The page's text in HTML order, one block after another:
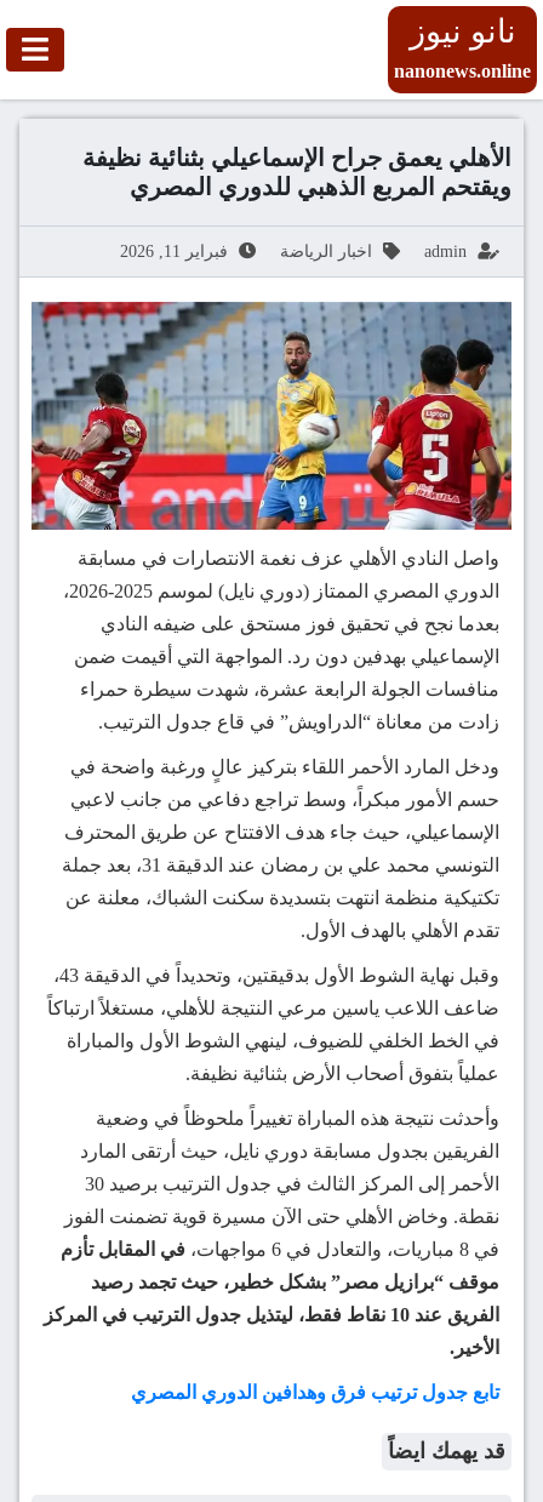
نانو نيوز
nanonews.online
الأهلي يعمق جراح الإسماعيلي بثنائية نظيفة
ويقتحم المربع الذهبي للدوري المصري
admin اخبار الرياضة فبراير 11, 2026
واصل النادي الأهلي عزف نغمة الانتصارات في مسابقة
الدوري المصري الممتاز (دوري نايل) لموسم 2025-2026،
بعدما نجح في تحقيق فوز مستحق على ضيفه النادي
الإسماعيلي بهدفين دون رد. المواجهة التي أقيمت ضمن
منافسات الجولة الرابعة عشرة، شهدت سيطرة حمراء
زادت من معاناة “الدراويش” في قاع جدول الترتيب.
ودخل المارد الأحمر اللقاء بتركيز عالٍ ورغبة واضحة في
حسم الأمور مبكراً، وسط تراجع دفاعي من جانب لاعبي
الإسماعيلي، حيث جاء هدف الافتتاح عن طريق المحترف
التونسي محمد علي بن رمضان عند الدقيقة 31، بعد جملة
تكتيكية منظمة انتهت بتسديدة سكنت الشباك، معلنة عن
تقدم الأهلي بالهدف الأول.
وقبل نهاية الشوط الأول بدقيقتين، وتحديداً في الدقيقة 43،
ضاعف اللاعب ياسين مرعي النتيجة للأهلي، مستغلاً ارتباكاً
في الخط الخلفي للضيوف، لينهي الشوط الأول والمباراة
عملياً بتفوق أصحاب الأرض بثنائية نظيفة.
وأحدثت نتيجة هذه المباراة تغييراً ملحوظاً في وضعية
الفريقين بجدول مسابقة دوري نايل، حيث أرتقى المارد
الأحمر إلى المركز الثالث في جدول الترتيب برصيد 30
نقطة. وخاض الأهلي حتى الآن مسيرة قوية تضمنت الفوز
في 8 مباريات، والتعادل في 6 مواجهات،
في المقابل تأزم
موقف “برازيل مصر” بشكل خطير، حيث تجمد رصيد
الفريق عند 10 نقاط فقط، ليتذيل جدول الترتيب في المركز
الأخير.
تابع جدول ترتيب فرق وهدافين الدوري المصري
قد يهمك ايضاً